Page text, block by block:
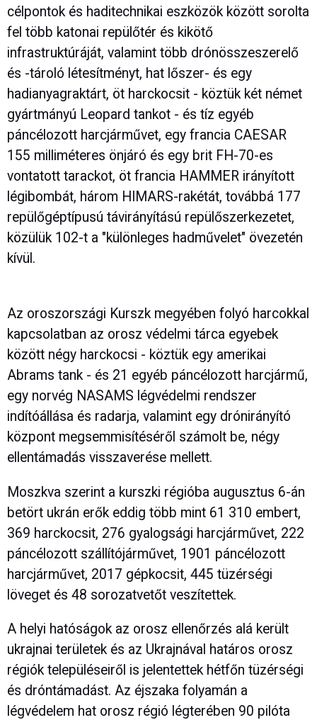
célpontok és haditechnikai eszközök között sorolta
fel több katonai repülőtér és kikötő
infrastruktúráját, valamint több drónösszeszerelő
és -tároló létesítményt, hat lőszer- és egy
hadianyagraktárt, öt harckocsit - köztük két német
gyártmányú Leopard tankot - és tíz egyéb
páncélozott harcjárművet, egy francia CAESAR
155 milliméteres önjáró és egy brit FH-70-es
vontatott tarackot, öt francia HAMMER irányított
légibombát, három HIMARS-rakétát, továbbá 177
repülőgéptípusú távirányítású repülőszerkezetet,
közülük 102-t a "különleges hadművelet" övezetén
kívül.
Az oroszországi Kurszk megyében folyó harcokkal
kapcsolatban az orosz védelmi tárca egyebek
között négy harckocsi - köztük egy amerikai
Abrams tank - és 21 egyéb páncélozott harcjármű,
egy norvég NASAMS légvédelmi rendszer
indítóállása és radarja, valamint egy drónirányító
központ megsemmisítéséről számolt be, négy
ellentámadás visszaverése mellett.
Moszkva szerint a kurszki régióba augusztus 6-án
betört ukrán erők eddig több mint 61 310 embert,
369 harckocsit, 276 gyalogsági harcjárművet, 222
páncélozott szállítójárművet, 1901 páncélozott
harcjárművet, 2017 gépkocsit, 445 tüzérségi
löveget és 48 sorozatvetőt veszítettek.
A helyi hatóságok az orosz ellenőrzés alá került
ukrajnai területek és az Ukrajnával határos orosz
régiók településeiről is jelentettek hétfőn tüzérségi
és dróntámadást. Az éjszaka folyamán a
légvédelem hat orosz régió légterében 90 pilóta